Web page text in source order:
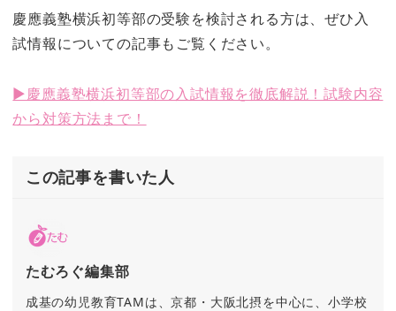
慶應義塾横浜初等部の受験を検討される方は、ぜひ入
試情報についての記事もご覧ください。
▶慶應義塾横浜初等部の入試情報を徹底解説！試験内容
から対策方法まで！
この記事を書いた人
たむろぐ編集部
成基の幼児教育TAMは、京都・大阪北摂を中心に、小学校